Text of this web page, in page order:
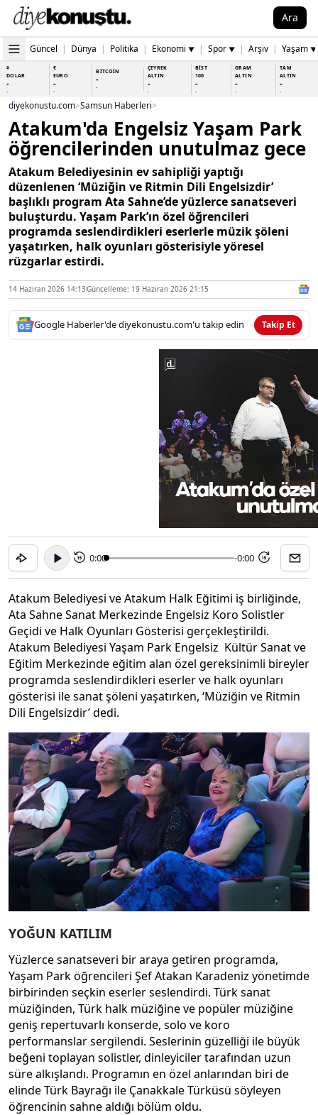
Ara
Güncel | Dünya | Politika | Ekonomi ▼ | Spor ▼ | Arşiv | Yaşam ▼
$
DOLAR
-
-
€
EURO
-
-
BİTCOİN
-
-
ÇEYREK
ALTIN
-
-
BİST
100
-
-
GRAM
ALTIN
-
-
TAM
ALTIN
-
-
diyekonustu.com>Samsun Haberleri>
Atakum'da Engelsiz Yaşam Park
öğrencilerinden unutulmaz gece
Atakum Belediyesinin ev sahipliği yaptığı
düzenlenen ‘Müziğin ve Ritmin Dili Engelsizdir’
başlıklı program Ata Sahne’de yüzlerce sanatseveri
buluşturdu. Yaşam Park’ın özel öğrencileri
programda seslendirdikleri eserlerle müzik şöleni
yaşatırken, halk oyunları gösterisiyle yöresel
rüzgarlar estirdi.
14 Haziran 2026 14:13Güncelleme: 19 Haziran 2026 21:15
Google Haberler'de diyekonustu.com'u takip edin Takip Et
15 0:00 -0:00 15
Atakum Belediyesi ve Atakum Halk Eğitimi iş birliğinde,
Ata Sahne Sanat Merkezinde Engelsiz Koro Solistler
Geçidi ve Halk Oyunları Gösterisi gerçekleştirildi.
Atakum Belediyesi Yaşam Park Engelsiz Kültür Sanat ve
Eğitim Merkezinde eğitim alan özel gereksinimli bireyler
programda seslendirdikleri eserler ve halk oyunları
gösterisi ile sanat şöleni yaşatırken, ‘Müziğin ve Ritmin
Dili Engelsizdir’ dedi.
YOĞUN KATILIM
Yüzlerce sanatseveri bir araya getiren programda,
Yaşam Park öğrencileri Şef Atakan Karadeniz yönetimde
birbirinden seçkin eserler seslendirdi. Türk sanat
müziğinden, Türk halk müziğine ve popüler müziğine
geniş repertuvarlı konserde, solo ve koro
performanslar sergilendi. Seslerinin güzelliği ile büyük
beğeni toplayan solistler, dinleyiciler tarafından uzun
süre alkışlandı. Programın en özel anlarından biri de
elinde Türk Bayrağı ile Çanakkale Türküsü söyleyen
öğrencinin sahne aldığı bölüm oldu.